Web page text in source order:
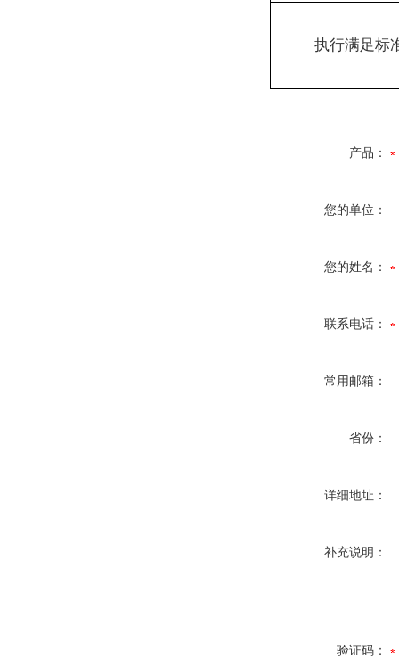
执行满足标
产品：
您的单位：
您的姓名：
联系电话：
常用邮箱：
省份：
详细地址：
补充说明：
验证码：